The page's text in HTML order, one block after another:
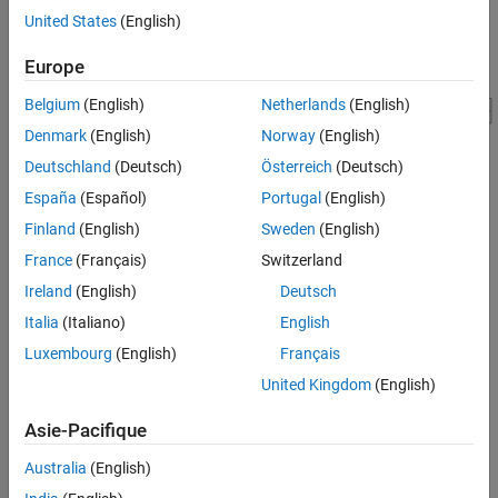
See Also
How useful was this information?
United States (English)
Europe
Belgium (English)
Denmark (English)
Deutschland (Deutsch)
España (Español)
Finland (English)
France (Français)
Ireland (English)
Italia (Italiano)
Luxembourg (English)
Netherlands(English)
Norway(English)
Österreich (Deutsch)
Portugal (English)
Sweden (English)
Switzerland
Deutsch
English
Français
United Kingdom(English)
Asie-Pacifique
Australia (English)